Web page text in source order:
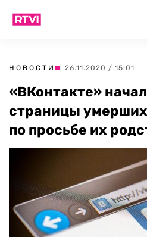
НОВОСТИ | 26.11.2020 / 15:01
«ВКонтакте»
страницы
по просьбе их